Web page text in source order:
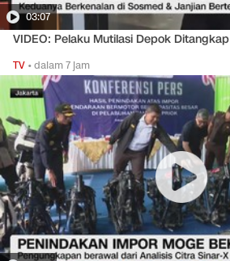
03:07
VIDEO: Pelaku Mutilasi Depok Ditangkap
TV •dalam 7 jam